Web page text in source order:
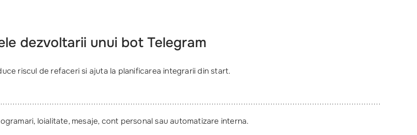
dezvoltarii unui bot Telegram
riscul de refaceri si ajuta la planificarea integrarii din start.
loialitate, mesaje, cont personal sau automatizare interna.